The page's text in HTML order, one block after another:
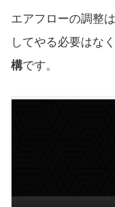
エアフローの調整
してやる必要はなく
構です。